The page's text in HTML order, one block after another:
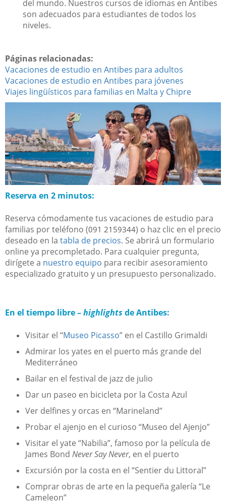
del mundo. Nuestros cursos de idiomas en Antibes
son adecuados para estudiantes de todos los
niveles.
Páginas relacionadas:
Vacaciones de estudio en Antibes para adultos
Vacaciones de estudio en Antibes para jóvenes
Viajes lingüísticos para familias en Malta y Chipre
Reserva en 2 minutos:
Reserva cómodamente tus vacaciones de estudio para
familias por teléfono (091 2159344) o haz clic en el precio
deseado en la tabla de precios. Se abrirá un formulario
online ya precompletado. Para cualquier pregunta,
dirígete a nuestro equipo para recibir asesoramiento
especializado gratuito y un presupuesto personalizado.
En el tiempo libre –highlights de Antibes:
Visitar el “Museo Picasso” en el Castillo Grimaldi
Admirar los yates en el puerto más grande del
Mediterráneo
Bailar en el festival de jazz de julio
Dar un paseo en bicicleta por la Costa Azul
Ver delfines y orcas en “Marineland”
Probar el ajenjo en el curioso “Museo del Ajenjo”
Visitar el yate “Nabilia”, famoso por la película de
James Bond Never Say Never, en el puerto
Excursión por la costa en el “Sentier du Littoral”
Comprar obras de arte en la pequeña galería “Le
Cameleon”